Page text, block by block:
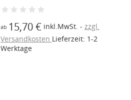
ab 15,70 € inkl.MwSt.
zzgl.
Versandkosten Lieferzeit: 1-2
Werktage